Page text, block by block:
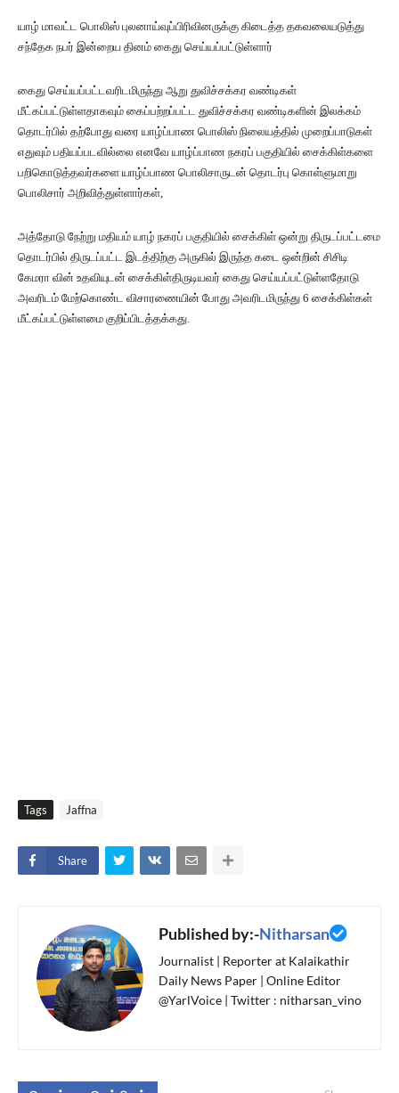
யாழ் மாவட்ட பொலிஸ் புலனாய்வுப்பிரிவினருக்கு கிடைத்த தகவலையடுத்து
சந்தேக நபர் இன்றைய தினம் கைது செய்யப்பட்டுள்ளார்
கைது செய்யப்பட்டவரிடமிருந்து ஆறு துவிச்சக்கர வண்டிகள்
மீட்கப்பட்டுள்ளதாகவும் கைப்பற்றப்பட்ட துவிச்சக்கர வண்டிகளின் இலக்கம்
தொடர்பில் தற்போது வரை யாழ்ப்பாண பொலிஸ் நிலையத்தில் முறைப்பாடுகள்
எதுவும் பதியப்படவில்லை எனவே யாழ்ப்பாண நகரப் பகுதியில் சைக்கிள்களை
பறிகொடுத்தவர்களை யாழ்ப்பாண பொலிசாருடன் தொடர்பு கொள்ளுமாறு
பொலிசார் அறிவித்துள்ளார்கள்,
அத்தோடு நேற்று மதியம் யாழ் நகரப் பகுதியில் சைக்கிள் ஒன்று திருடப்பட்டமை
தொடர்பில் திருடப்பட்ட இடத்திற்கு அருகில் இருந்த கடை ஒன்றின் சிசிடி
கேமரா வின் உதவியுடன் சைக்கிள்திருடியவர் கைது செய்யப்பட்டுள்ளதோடு
அவரிடம் மேற்கொண்ட விசாரணையின் போது அவரிடமிருந்து 6 சைக்கிள்கள்
மீட்கப்பட்டுள்ளமை குறிப்பிடத்தக்கது.
Tags Jaffna
Share
Published by:-Nitharsan
Journalist | Reporter at Kalaikathir
Daily News Paper | Online Editor
@YarlVoice | Twitter : nitharsan_vino